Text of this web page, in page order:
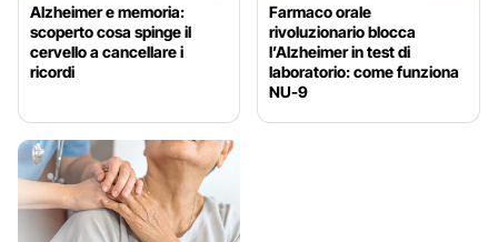
Alzheimer e memoria:
scoperto cosa spinge il
cervello a cancellare i
ricordi
Farmaco orale
rivoluzionario blocca
l’Alzheimer in test di
laboratorio: come funziona
NU-9